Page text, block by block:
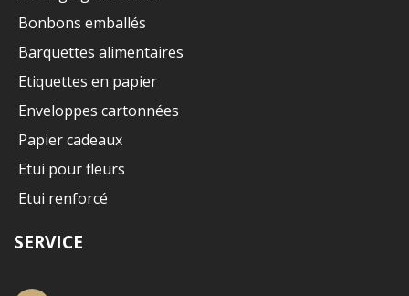
Bonbons emballés
Barquettes alimentaires
Etiquettes en papier
Enveloppes cartonnées
Papier cadeaux
Etui pour fleurs
Etui renforcé
SERVICE